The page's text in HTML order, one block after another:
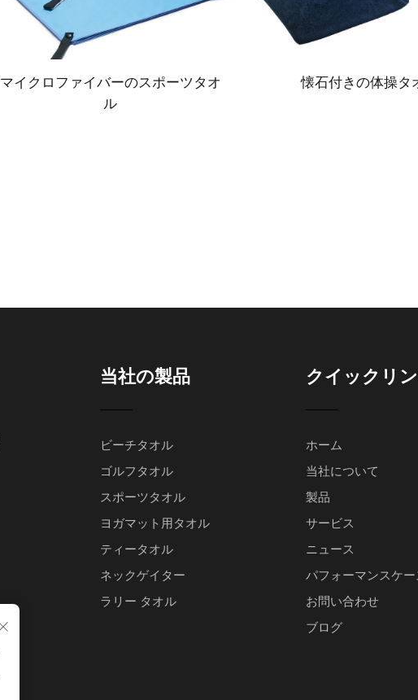
マイクロファイバーのスポーツタオ
ル
懐石付きの体操タ
当社の製品
ビーチタオル
ゴルフタオル
スポーツタオル
ヨガマット用タオル
ティータオル
ネックゲイター
ラリー タオル
クイックリ
ホーム
当社について
製品
サービス
ニュース
パフォーマンスケ
お問い合わせ
ブログ